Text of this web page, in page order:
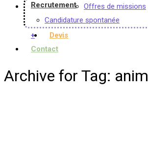
Recrutement
Offres de missions
Candidature spontanée
+
Devis
Contact
Archive for Tag: